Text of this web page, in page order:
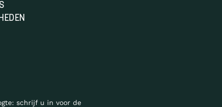
schrijf u in voor de